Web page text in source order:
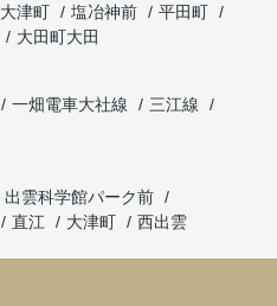
大津町 塩冶神前
平田町
大田町大田
一畑電車大社線
三江線
出雲科学館パーク前
直江 大津町 西出雲